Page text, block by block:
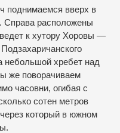
поднимаемся вверх в
Справа расположены
к хутору Хоровы —
небольшой хребет над
же поворачиваем
часовни, огибая с
сотен метров
который в южном